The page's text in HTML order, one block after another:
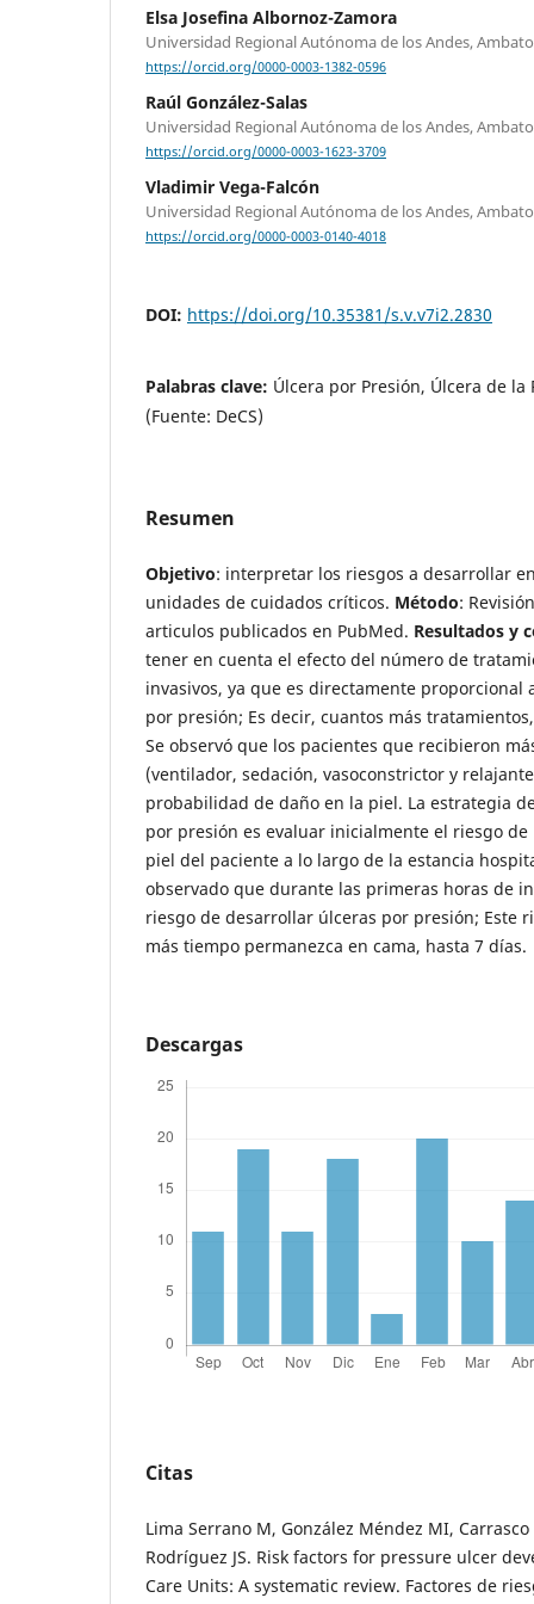
Elsa Josefina Albornoz-Zamora
Universidad Regional Autónoma de los Andes,
https://orcid.org/0000-0003-1382-0596
Raúl González-Salas
Universidad Regional Autónoma de los Andes,
https://orcid.org/0000-0003-1623-3709
Vladimir Vega-Falcón
Universidad Regional Autónoma de los Andes,
https://orcid.org/0000-0003-0140-4018
DOI: https://doi.org/10.35381/s.v.v7i2.2830
Palabras clave: Úlcera por Presión, Úlcera de
(Fuente: DeCS)
Resumen
Objetivo: interpretar los riesgos a desarrollar
unidades de cuidados críticos. Método:
articulos publicados en PubMed. Resultados y
tener en cuenta el efecto del número de
invasivos, ya que es directamente proporcional
por presión; Es decir, cuantos más
Se observó que los pacientes que recibieron
(ventilador, sedación, vasoconstrictor y
probabilidad de daño en la piel. La estrategia
por presión es evaluar inicialmente el riesgo
piel del paciente a lo largo de la estancia
observado que durante las primeras horas de
riesgo de desarrollar úlceras por presión; Este
más tiempo permanezca en cama, hasta 7 días.
Descargas
Citas
Lima Serrano M, González Méndez MI,
Rodríguez JS. Risk factors for pressure ulcer
Care Units: A systematic review. Factores de